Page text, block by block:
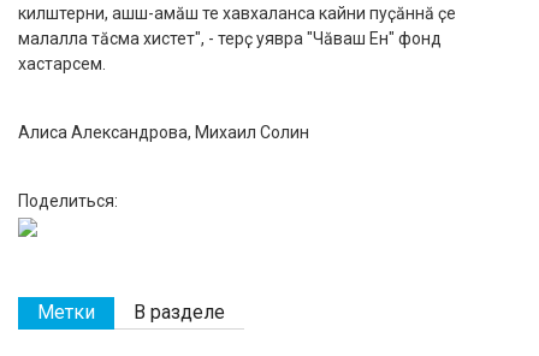
килӗштерни, ашшӗ-амӑшӗ те хавхаланса кайни пуҫӑннӑ ӗҫе
малалла тӑсма хистет", - терӗҫ уявра "Чӑваш Ен" фонд
хастарӗсем.
Алиса Александрова, Михаил Солин
Поделиться:
Метки В разделе